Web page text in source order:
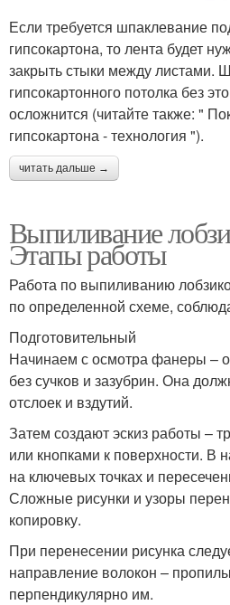
Если требуется шпаклевание
гипсокартона, то лента будет
закрыть стыки между листами.
гипсокартонного потолка без
осложнится (читайте также: "
гипсокартона - технология ").
читать дальше →
Выпиливание
Этапы работы
Работа по выпиливанию
по определенной схеме,
Подготовительный
Начинаем с осмотра фанеры –
без сучков и зазубрин. Она
отслоек и вздутий.
Затем создают эскиз работы –
или кнопками к поверхности. В
на ключевых точках и
Сложные рисунки и узоры
копировку.
При перенесении рисунка
направление волокон –
перпендикулярно им.